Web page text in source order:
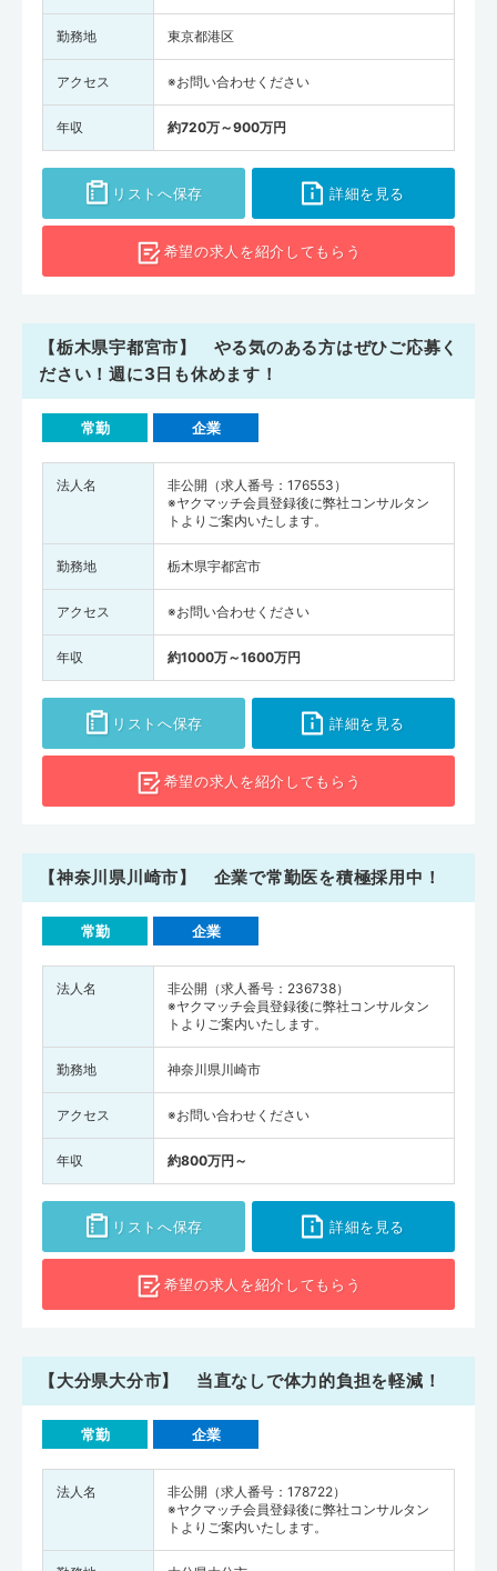
勤務地 東京都港区
アクセス ※お問い合わせください
年収 約720万～900万円
リストへ保存 詳細を見る
希望の求人を紹介してもらう
【栃木県宇都宮市】 やる気のある方はぜひご応募く
ださい！週に3日も休めます！
常勤 企業
法人名
非公開（求人番号：176553）
※ヤクマッチ会員登録後に弊社コンサルタン
トよりご案内いたします。
勤務地 栃木県宇都宮市
アクセス ※お問い合わせください
年収 約1000万～1600万円
リストへ保存 詳細を見る
希望の求人を紹介してもらう
【神奈川県川崎市】 企業で常勤医を積極採用中！
常勤 企業
法人名
非公開（求人番号：236738）
※ヤクマッチ会員登録後に弊社コンサルタン
トよりご案内いたします。
勤務地 神奈川県川崎市
アクセス ※お問い合わせください
年収 約800万円～
リストへ保存 詳細を見る
希望の求人を紹介してもらう
【大分県大分市】 当直なしで体力的負担を軽減！
常勤 企業
法人名
非公開（求人番号：178722）
※ヤクマッチ会員登録後に弊社コンサルタン
トよりご案内いたします。